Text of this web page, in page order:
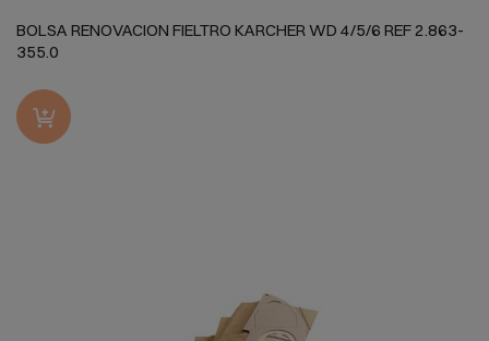
BOLSA RENOVACION FIELTRO KARCHER WD 4/5/6 REF 2.863-
355.0